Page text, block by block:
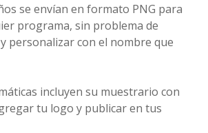
se envían en formato PNG para
programa, sin problema de
personalizar con el nombre que
incluyen su muestrario con
tu logo y publicar en tus